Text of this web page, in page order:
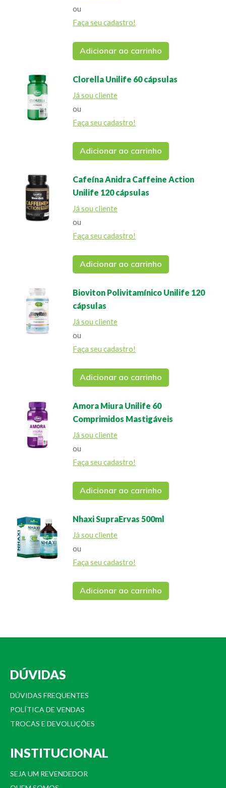
ou
Faça seu cadastro!
Adicionar ao carrinho
Clorella Unilife 60 cápsulas
Já sou cliente
ou
Faça seu cadastro!
Adicionar ao carrinho
Cafeína Anidra Caffeine Action
Unilife 120 cápsulas
Já sou cliente
ou
Faça seu cadastro!
Adicionar ao carrinho
Bioviton Polivitamínico Unilife 120
cápsulas
Já sou cliente
ou
Faça seu cadastro!
Adicionar ao carrinho
Amora Miura Unilife 60
Comprimidos Mastigáveis
Já sou cliente
ou
Faça seu cadastro!
Adicionar ao carrinho
Nhaxi SupraErvas 500ml
Já sou cliente
ou
Faça seu cadastro!
Adicionar ao carrinho
DÚVIDAS
DÚVIDAS FREQUENTES
POLÍTICA DE VENDAS
TROCAS E DEVOLUÇÕES
INSTITUCIONAL
SEJA UM REVENDEDOR